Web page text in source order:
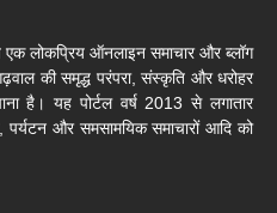
लोकप्रिय ऑनलाइन समाचार और ब्लॉग
की समृद्ध परंपरा, संस्कृति और धरोहर
है। यह पोर्टल वर्ष 2013 से लगातार
पर्यटन और समसामयिक समाचारों आदि को